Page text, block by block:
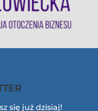
się już dzisiaj!